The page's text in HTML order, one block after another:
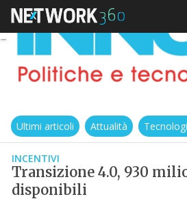
Ultimi articoli Attualità
INCENTIVI
Transizione 4.0, 930
disponibili